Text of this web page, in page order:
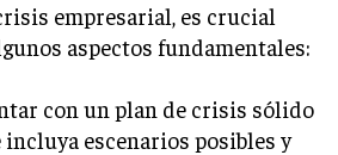
EMPRESARIAL
MEJORA CONTINUA
HUMANOS Y GESTIÓN DEL
empresarial, es crucial
aspectos fundamentales:
con un plan de crisis sólido
escenarios posibles y